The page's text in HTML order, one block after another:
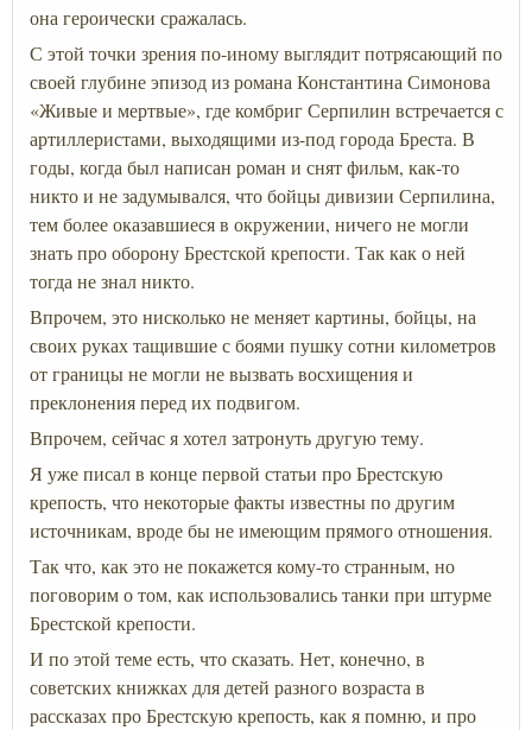
она героически сражалась.
С этой точки зрения по-иному выглядит потрясающий по
своей глубине эпизод из романа Константина Симонова
«Живые и мертвые», где комбриг Серпилин встречается с
артиллеристами, выходящими из-под города Бреста. В
годы, когда был написан роман и снят фильм, как-то
никто и не задумывался, что бойцы дивизии Серпилина,
тем более оказавшиеся в окружении, ничего не могли
знать про оборону Брестской крепости. Так как о ней
тогда не знал никто.
Впрочем, это нисколько не меняет картины, бойцы, на
своих руках тащившие с боями пушку сотни километров
от границы не могли не вызвать восхищения и
преклонения перед их подвигом.
Впрочем, сейчас я хотел затронуть другую тему.
Я уже писал в конце первой статьи про Брестскую
крепость, что некоторые факты известны по другим
источникам, вроде бы не имеющим прямого отношения.
Так что, как это не покажется кому-то странным, но
поговорим о том, как использовались танки при штурме
Брестской крепости.
И по этой теме есть, что сказать. Нет, конечно, в
советских книжках для детей разного возраста в
рассказах про Брестскую крепость, как я помню, и про